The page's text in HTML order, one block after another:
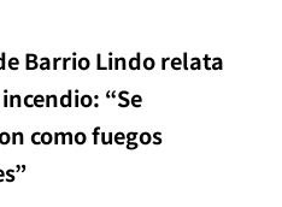
Barrio Lindo relata
“Se
como fuegos